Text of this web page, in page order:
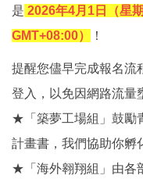
是 2026年4月1日（星
GMT+08:00）
！
提醒您儘早完成報名流
登入，以免因網路流量
★「築夢工場組」鼓勵
計畫書，我們協助你孵
★「海外翱翔組」由各